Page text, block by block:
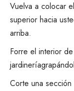
Vuelva a colocar
superior hacia
arriba.
Forre el interior
jardinería
Corte una